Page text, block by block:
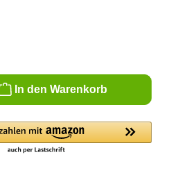
die Schaltflächen um die Anzahl zu
In den Warenkorb